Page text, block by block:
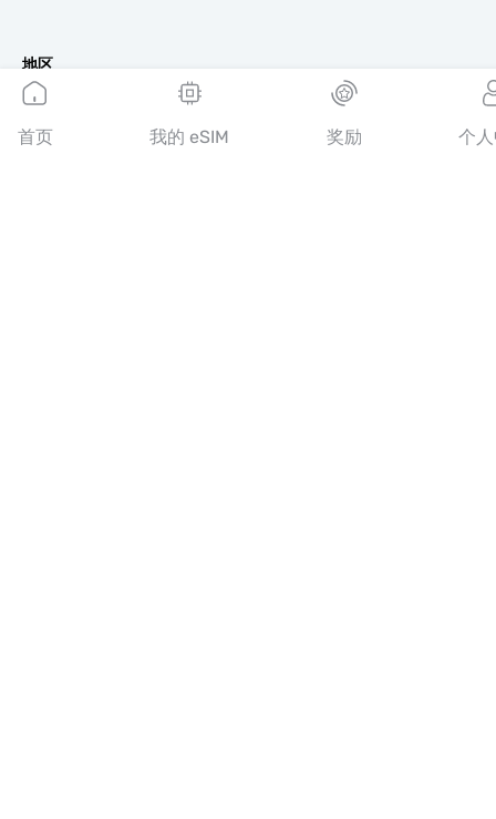
地区
欧洲 eSIM
亚洲 eSIM
首页 我的 eSIM 奖励 个